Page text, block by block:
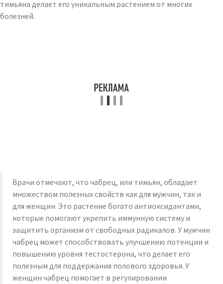
тимьяна делает его уникальным растением от многих
болезней.
Врачи отмечают, что чабрец, или тимьян, обладает
множеством полезных свойств как для мужчин, так и
для женщин. Это растение богато антиоксидантами,
которые помогают укрепить иммунную систему и
защитить организм от свободных радикалов. У мужчин
чабрец может способствовать улучшению потенции и
повышению уровня тестостерона, что делает его
полезным для поддержания полового здоровья. У
женщин чабрец помогает в регулировании